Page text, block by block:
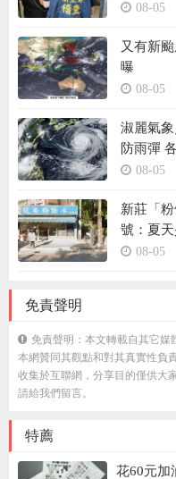
08-05
又有新
曝
08-05
淑麗氣
防雨彈
08-05
新莊「
號：夏
08-05
免責聲明
免責聲明：本文轉載自其它媒
本網贊同其觀點和對其真實性負
收集於互聯網，分享目的僅供大
請給我們留言。
特薦
花60元加